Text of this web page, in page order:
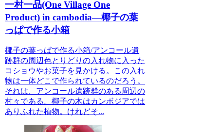
一村一品(One Village One
Product) in cambodia—椰子の葉
っぱで作る小箱
椰子の葉っぱで作る小箱/アンコール遺
跡群の周辺色とりどりの入れ物に入った
コショウやお菓子を見かける。この入れ
物は一体どこで作られているのだろう。
それは、アンコール遺跡群のある周辺の
村々である。椰子の木はカンボジアでは
ありふれた植物。けれどそ...